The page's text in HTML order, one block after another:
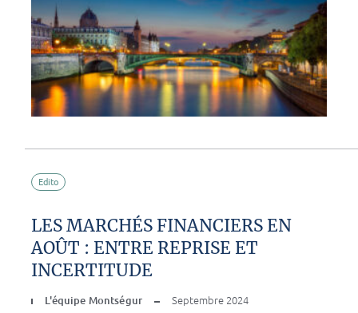
Edito
LES MARCHÉS FINANCIERS EN
AOÛT : ENTRE REPRISE ET
INCERTITUDE
L'équipe Montségur Septembre 2024